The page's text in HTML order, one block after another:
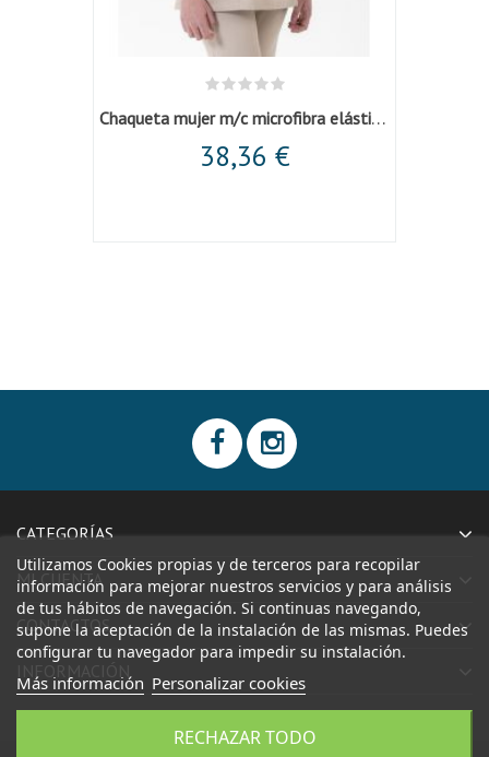
Chaqueta mujer m/c microfibra elástica beige
38,36 €
CATEGORÍAS
MI CUENTA
CONTACTOS
Utilizamos Cookies propias y de terceros para recopilar
información para mejorar nuestros servicios y para análisis
de tus hábitos de navegación. Si continuas navegando,
supone la aceptación de la instalación de las mismas. Puedes
configurar tu navegador para impedir su instalación.
Más información Personalizar cookies
RECHAZAR TODO